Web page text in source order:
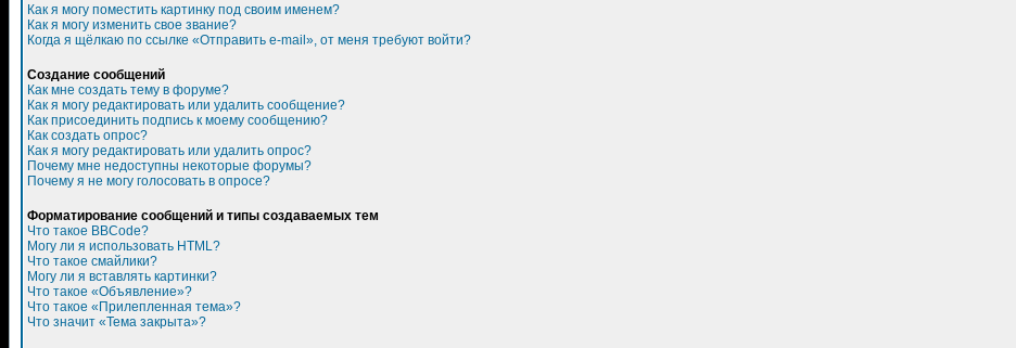
Как я могу поместить картинку под своим именем?
Как я могу изменить свое звание?
Когда я щёлкаю по ссылке «Отправить e-mail», от меня требуют войти?
Создание сообщений
Как мне создать тему в форуме?
Как я могу редактировать или удалить сообщение?
Как присоединить подпись к моему сообщению?
Как создать опрос?
Как я могу редактировать или удалить опрос?
Почему мне недоступны некоторые форумы?
Почему я не могу голосовать в опросе?
Форматирование сообщений и типы создаваемых тем
Что такое BBCode?
Могу ли я использовать HTML?
Что такое смайлики?
Могу ли я вставлять картинки?
Что такое «Объявление»?
Что такое «Прилепленная тема»?
Что значит «Тема закрыта»?